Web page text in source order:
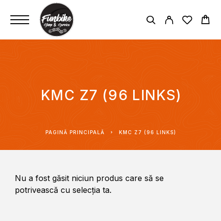
KMC Z7 (96 LINKS)
PAGINĂ PRINCIPALĂ KMC Z7 (96 LINKS)
Nu a fost găsit niciun produs care să se
potrivească cu selecția ta.